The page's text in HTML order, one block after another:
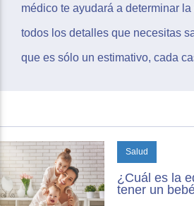
médico te ayudará a determinar
todos los detalles que necesitas
que es sólo un estimativo, cada
Salud
¿Cuál es la
tener un